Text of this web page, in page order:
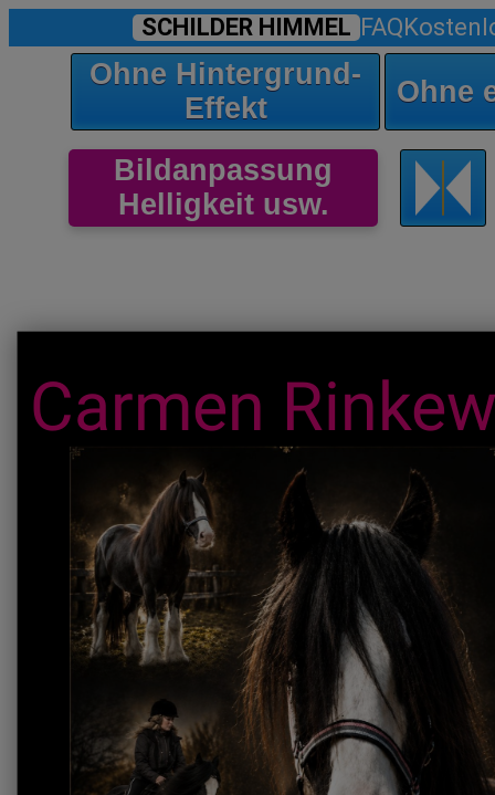
SCHILDER HIMMEL FAQ
Ohne Hintergrund-
Effekt
Ohne
Bildanpassung
Helligkeit usw.
Carmen